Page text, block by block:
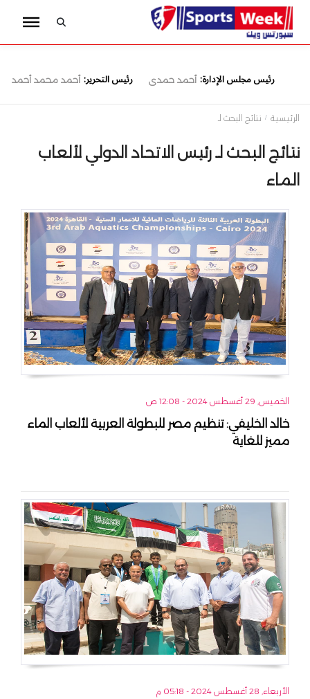
رئيس مجلس الإدارة: أحمد حمدى رئيس التحرير: أحمد محمد أحمد
الرئيسية نتائج البحث لـ
نتائج البحث لـ رئيس الاتحاد الدولي لألعاب
الماء
الخميس, 29 أغسطس 2024 - 12:08 ص
خالد الخليفي: تنظيم مصر للبطولة العربية لألعاب الماء
مميز للغاية
الأربعاء, 28 أغسطس 2024 - 05:18 م